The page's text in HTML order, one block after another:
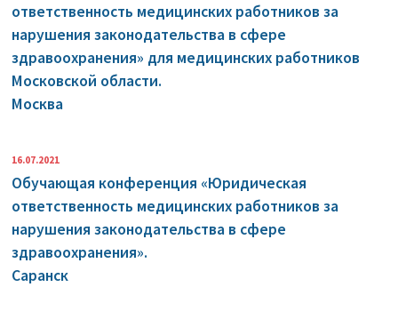
ответственность медицинских работников за
нарушения законодательства в сфере
здравоохранения» для медицинских работников
Московской области.
Москва
16.07.2021
Обучающая конференция «Юридическая
ответственность медицинских работников за
нарушения законодательства в сфере
здравоохранения».
Саранск